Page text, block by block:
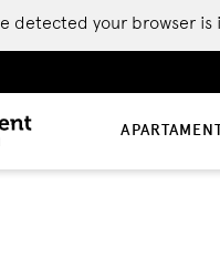
detected your browser is